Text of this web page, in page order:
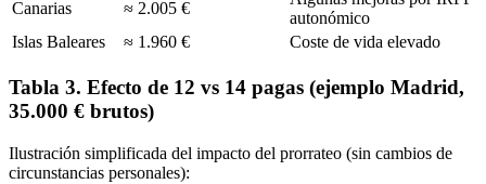
Canarias
≈ 2.005 €
autonómico
Islas Baleares
≈ 1.960 € Coste de vida elevado
Tabla 3. Efecto de 12 vs 14 pagas (ejemplo Madrid,
35.000 € brutos)
Ilustración simplificada del impacto del prorrateo (sin cambios de
circunstancias personales):